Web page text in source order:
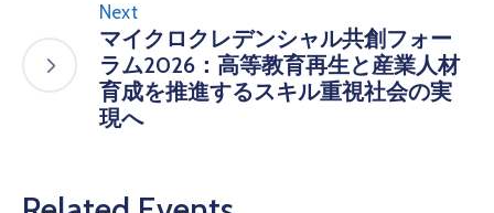
Next
マイクロクレデンシャル共創フォー
ラム2026：高等教育再生と産業人材
育成を推進するスキル重視社会の実
現へ